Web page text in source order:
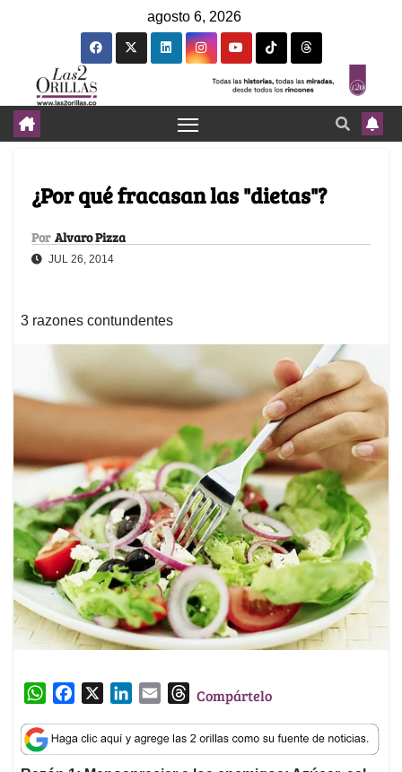
agosto 6, 2026
¿Por qué fracasan las "dietas"?
Por Alvaro Pizza
JUL 26, 2014
3 razones contundentes
W
a
t
c
e
n
k
a
i
T
r
e
Compártelo